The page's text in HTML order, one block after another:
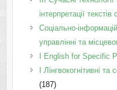
інтерпретації текстів
Соціально-
управлінні та
І English for Specific
I Лінгвокогнітивні та
(187)